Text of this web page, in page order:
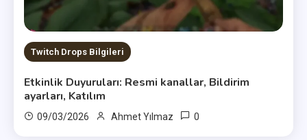
Twitch Drops Bilgileri
Etkinlik Duyuruları: Resmi kanallar, Bildirim
ayarları, Katılım
09/03/2026 Ahmet Yılmaz 0